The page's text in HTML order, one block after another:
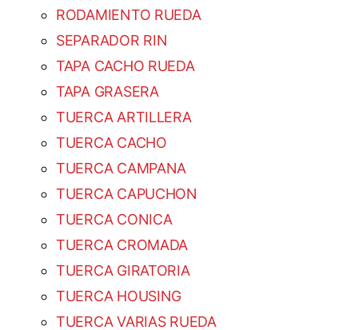
RODAMIENTO RUEDA
SEPARADOR RIN
TAPA CACHO RUEDA
TAPA GRASERA
TUERCA ARTILLERA
TUERCA CACHO
TUERCA CAMPANA
TUERCA CAPUCHON
TUERCA CONICA
TUERCA CROMADA
TUERCA GIRATORIA
TUERCA HOUSING
TUERCA VARIAS RUEDA